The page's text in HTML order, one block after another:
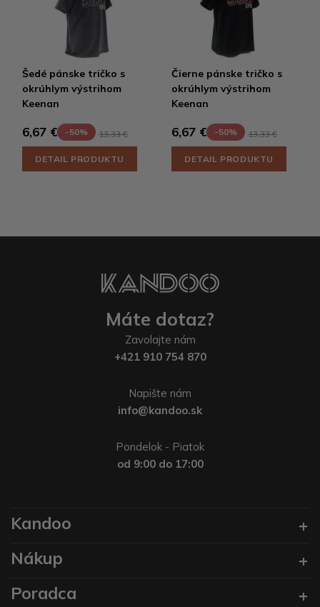
Šedé pánske tričko s
okrúhlym výstrihom
Keenan
6,67 € -50% 13,33 €
DETAIL PRODUKTU
Čierne pánske tričko s
okrúhlym výstrihom
Keenan
6,67 € -50% 13,33 €
DETAIL PRODUKTU
Máte dotaz?
Zavolajte nám
+421 910 754 870
Napište nám
info@kandoo.sk
Pondelok - Piatok
od 9:00 do 17:00
Kandoo
Nákup
Poradca